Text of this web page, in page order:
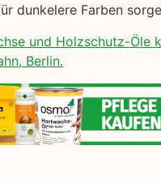
dunkelere Farben
und Holzschutz-Öle
Berlin.